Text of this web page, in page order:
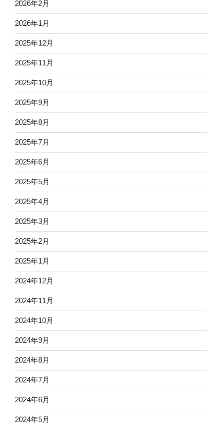
2026年2月
2026年1月
2025年12月
2025年11月
2025年10月
2025年9月
2025年8月
2025年7月
2025年6月
2025年5月
2025年4月
2025年3月
2025年2月
2025年1月
2024年12月
2024年11月
2024年10月
2024年9月
2024年8月
2024年7月
2024年6月
2024年5月